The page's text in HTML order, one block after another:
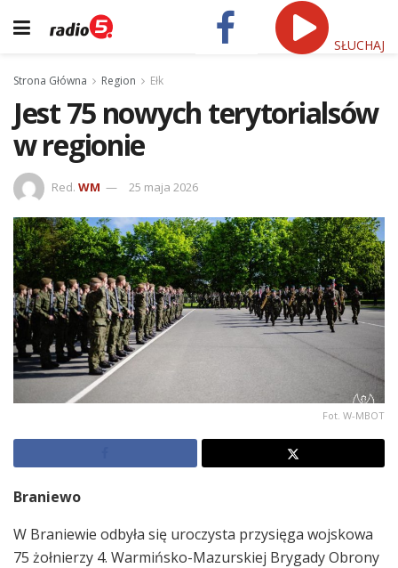
SŁUCHAJ
Strona Główna Region Ełk
Jest 75 nowych terytorialsów
w regionie
Red. WM 25 maja 2026
Fot. W-MBOT
Braniewo
W Braniewie odbyła się uroczysta przysięga wojskowa
75 żołnierzy 4. Warmińsko-Mazurskiej Brygady Obrony